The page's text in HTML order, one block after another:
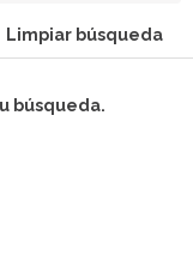
Limpiar búsqueda
búsqueda.